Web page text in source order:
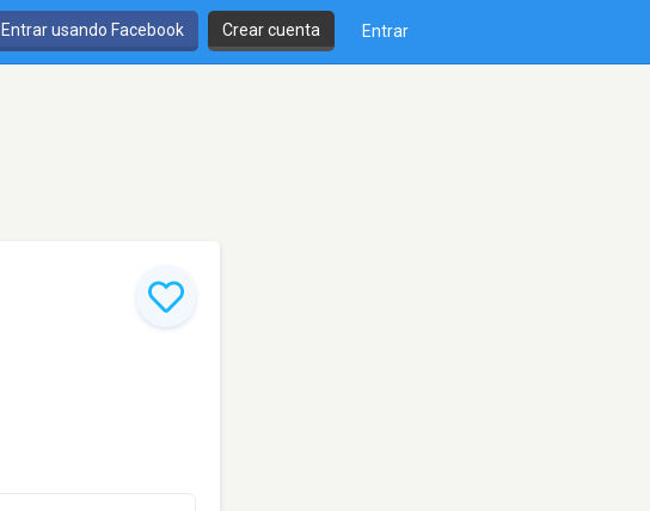
Entrar usando Facebook Crear cuenta Entrar